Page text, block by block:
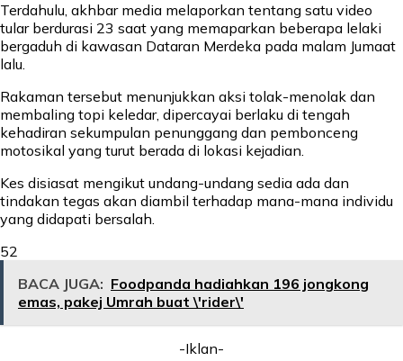
Terdahulu, akhbar media melaporkan tentang satu video
tular berdurasi 23 saat yang memaparkan beberapa lelaki
bergaduh di kawasan Dataran Merdeka pada malam Jumaat
lalu.
Rakaman tersebut menunjukkan aksi tolak-menolak dan
membaling topi keledar, dipercayai berlaku di tengah
kehadiran sekumpulan penunggang dan pembonceng
motosikal yang turut berada di lokasi kejadian.
Kes disiasat mengikut undang-undang sedia ada dan
tindakan tegas akan diambil terhadap mana-mana individu
yang didapati bersalah.
52
BACA JUGA: Foodpanda hadiahkan 196 jongkong
emas, pakej Umrah buat \'rider\'
-Iklan-